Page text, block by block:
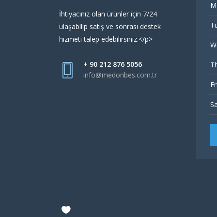
İhtiyacınız olan ürünler için 7/24
ulaşabilip satış ve sonrası destek
hizmeti talep edebilirsiniz.</p>
+ 90 212 876 5056
info@medonbes.com.tr